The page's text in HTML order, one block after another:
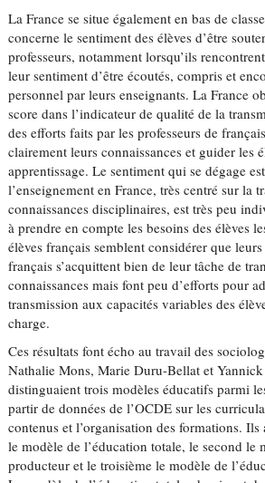
La France se situe également en bas de
concerne le sentiment des élèves d’être
professeurs, notamment lorsqu’ils
leur sentiment d’être écoutés, compris et
personnel par leurs enseignants. La France
score dans l’indicateur de qualité de la
des efforts faits par les professeurs de
clairement leurs connaissances et guider les
apprentissage. Le sentiment qui se dégage
l’enseignement en France, très centré sur la
connaissances disciplinaires, est très peu
à prendre en compte les besoins des élèves
élèves français semblent considérer que
français s’acquittent bien de leur tâche de
connaissances mais font peu d’efforts pour
transmission aux capacités variables des
charge.
Ces résultats font écho au travail des
Nathalie Mons, Marie Duru-Bellat et
distinguaient trois modèles éducatifs parmi
partir de données de l’OCDE sur les
contenus et l’organisation des formations.
le modèle de l’éducation totale, le second le
producteur et le troisième le modèle de